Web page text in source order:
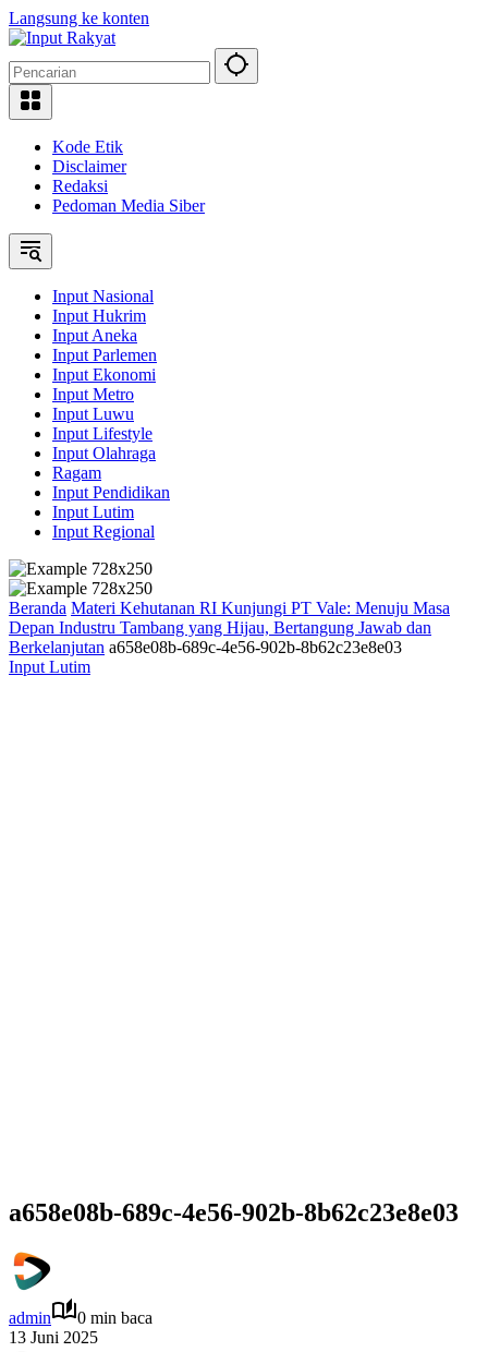
Langsung ke konten
Kode Etik
Disclaimer
Redaksi
Pedoman Media Siber
Input Nasional
Input Hukrim
Input Aneka
Input Parlemen
Input Ekonomi
Input Metro
Input Luwu
Input Lifestyle
Input Olahraga
Ragam
Input Pendidikan
Input Lutim
Input Regional
Beranda Materi Kehutanan RI Kunjungi PT Vale: Menuju Masa
Depan Industru Tambang yang Hijau, Bertangung Jawab dan
Berkelanjutan a658e08b-689c-4e56-902b-8b62c23e8e03
Input Lutim
a658e08b-689c-4e56-902b-8b62c23e8e03
admin
0 min baca
13 Juni 2025